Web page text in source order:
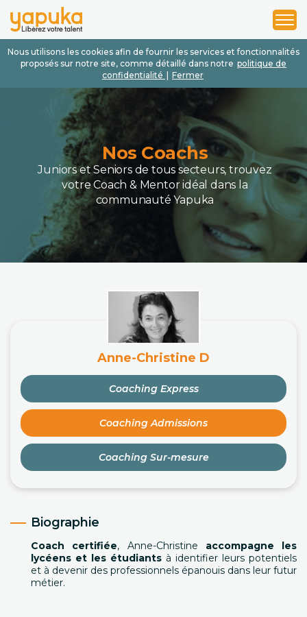
Nous utilisons les cookies afin de fournir les services et fonctionnalités
proposés sur notre site, comme détaillé dans notre politique de
confidentialité
Fermer
1
2
3
Nos Coachs
Juniors et Seniors de tous secteurs, trouvez
votre Coach & Mentor idéal dans la
communauté Yapuka
Anne-Christine D
Coaching Express
Coaching Admissions
Coaching Sur-mesure
Biographie
Coach certifiée, Anne-Christine accompagne les
lycéens et les étudiants à identifier leurs potentiels
et à devenir des professionnels épanouis dans leur futur
métier.